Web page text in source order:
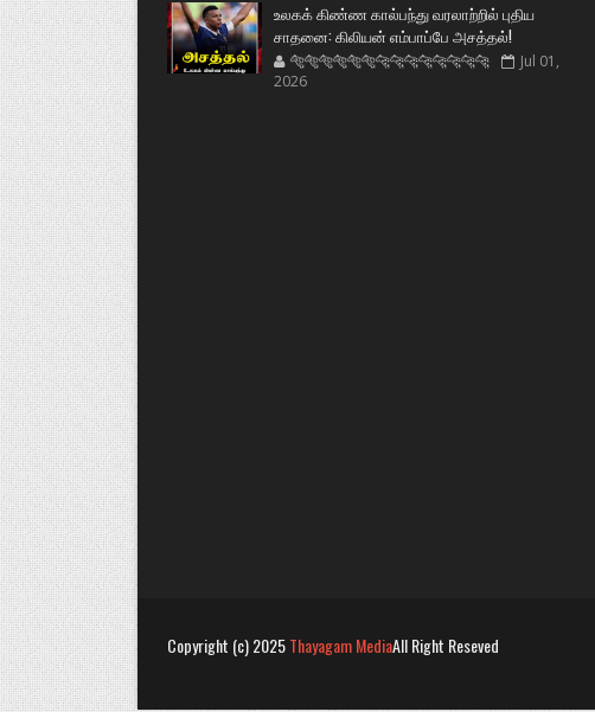
உலகக் கிண்ண கால்பந்து வரலாற்றில் புதிய
சாதனை: கிலியன் எம்பாப்பே அசத்தல்!
🐅🐅🐅🐅🐅🐅🐆🐆🐆🐆🐆🐆🐆🐆
Jul 01,
2026
Copyright (c) 2025Thayagam MediaAll Right Reseved